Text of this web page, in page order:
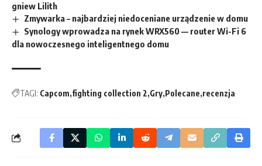
gniew Lilith
Zmywarka – najbardziej niedoceniane urządzenie w domu
Synology wprowadza na rynek WRX560 — router Wi-Fi 6
dla nowoczesnego inteligentnego domu
TAGI: Capcom fighting collection 2 Gry Polecane recenzja